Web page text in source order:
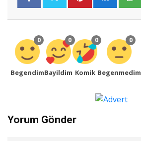
0
Begendim
0
Bayildim
0
Komik
0
Begenmedim
Yorum Gönder